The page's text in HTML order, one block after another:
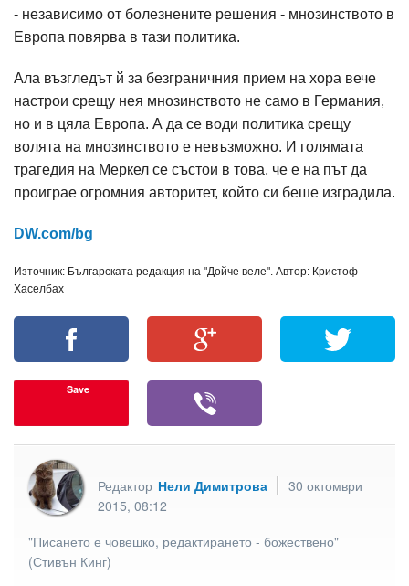
- независимо от болезнените решения - мнозинството в
Европа повярва в тази политика.
Ала възгледът й за безграничния прием на хора вече
настрои срещу нея мнозинството не само в Германия,
но и в цяла Европа. А да се води политика срещу
волята на мнозинството е невъзможно. И голямата
трагедия на Меркел се състои в това, че е на път да
проиграе огромния авторитет, който си беше изградила.
DW.com/bg
Източник: Българската редакция на "Дойче веле". Автор: Кристоф
Хаселбах
Save
Редактор Нели Димитрова
30 октомври
2015, 08:12
"Писането е човешко, редактирането - божествено"
(Стивън Кинг)